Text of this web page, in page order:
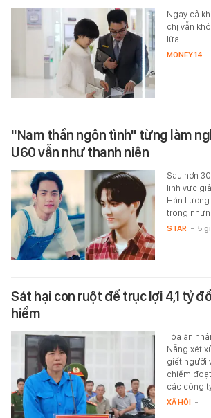
Ngay cả
chị vẫn
lừa.
MONEY.14 -
"Nam thần ngôn tình" từng làm
U60 vẫn như thanh niên
Sau hơn
lĩnh vực
Hán
trong
STAR - 5
Sát hại con ruột để trục lợi 4,1 tỷ
hiểm
Tòa án
Nẵng xét
giết người
chiếm
các công
XÃ HỘI -